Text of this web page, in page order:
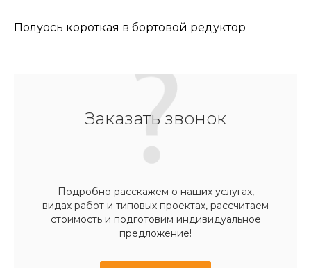
Полуось короткая в бортовой редуктор
Заказать звонок
Подробно расскажем о наших услугах,
видах работ и типовых проектах, рассчитаем
стоимость и подготовим индивидуальное
предложение!